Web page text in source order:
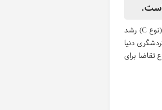
در سال‌های اخیر، حضور گسترده دانشجویان ایرانی در دانشگاه‌های معتبر فرانسه نیز باعث شده تقاضا برای ویزای شنگن فرانسه (نوع C) رشد
دنیا
برای